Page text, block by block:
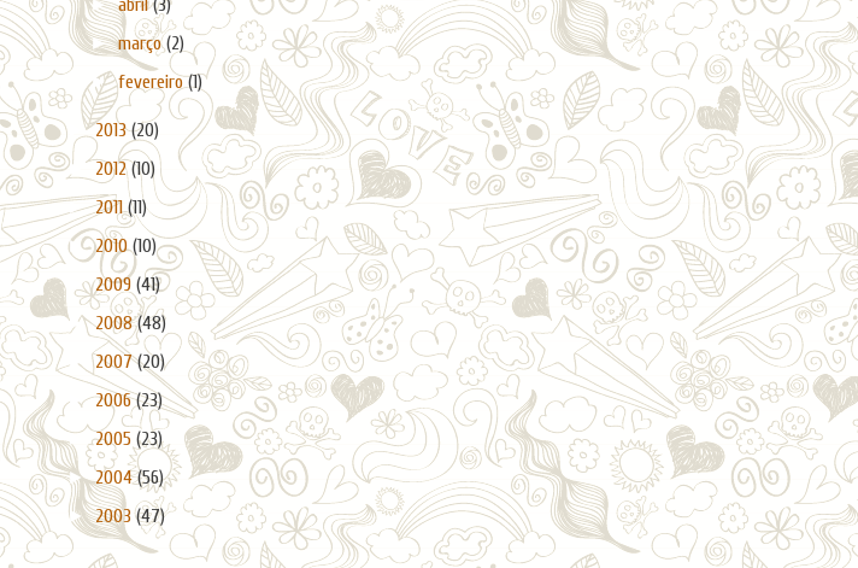
►abril(3)
►março(2)
►fevereiro(1)
►2013(20)
► 2012(10)
►2011(11)
►2010(10)
►2009 (41)
►2008(48)
►2007(20)
►2006(23)
►2005 (23)
►2004(56)
►2003(47)